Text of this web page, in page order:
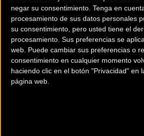
negar su consentimiento. Tenga en
procesamiento de sus datos personales
su consentimiento, pero usted tiene el
procesamiento. Sus preferencias se
web. Puede cambiar sus preferencias o
consentimiento en cualquier momento
haciendo clic en el botón "Privacidad" en
página web.
Premium para llegar a
Comercios Bz Premium
MC SKI BIKE